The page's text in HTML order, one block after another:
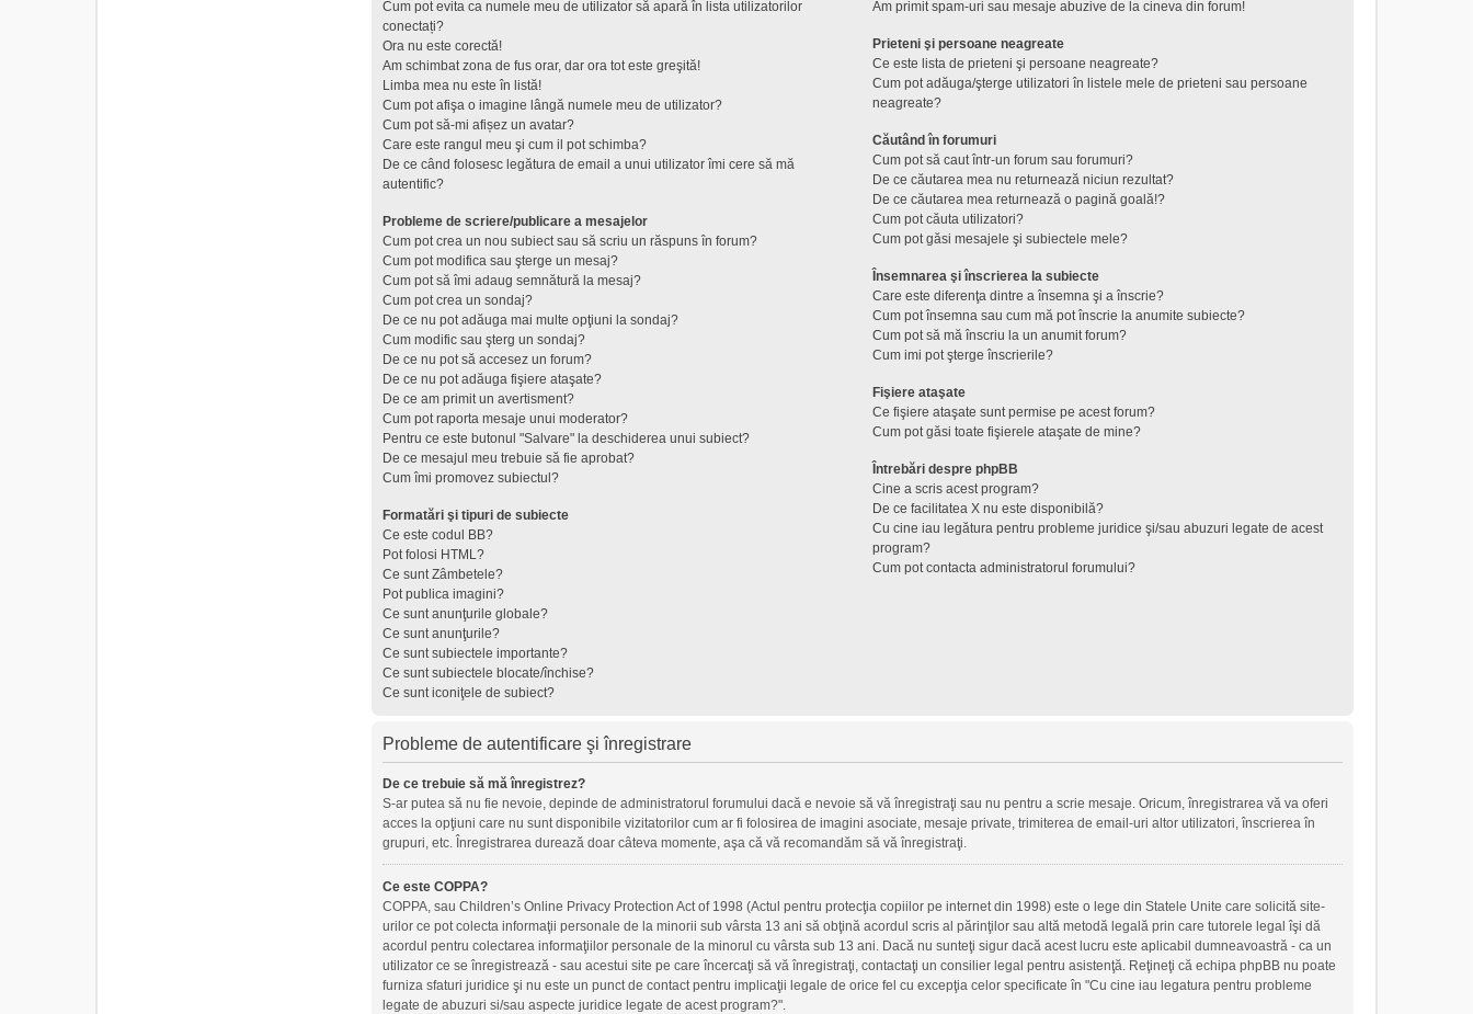
Cum pot evita ca numele meu de utilizator să apară în lista utilizatorilor
conectați?
Ora nu este corectă!
Am schimbat zona de fus orar, dar ora tot este greşită!
Limba mea nu este în listă!
Cum pot afişa o imagine lângă numele meu de utilizator?
Cum pot să-mi afișez un avatar?
Care este rangul meu şi cum il pot schimba?
De ce când folosesc legătura de email a unui utilizator îmi cere să mă
autentific?
Probleme de scriere/publicare a mesajelor
Cum pot crea un nou subiect sau să scriu un răspuns în forum?
Cum pot modifica sau şterge un mesaj?
Cum pot să îmi adaug semnătură la mesaj?
Cum pot crea un sondaj?
De ce nu pot adăuga mai multe opţiuni la sondaj?
Cum modific sau şterg un sondaj?
De ce nu pot să accesez un forum?
De ce nu pot adăuga fişiere ataşate?
De ce am primit un avertisment?
Cum pot raporta mesaje unui moderator?
Pentru ce este butonul "Salvare" la deschiderea unui subiect?
De ce mesajul meu trebuie să fie aprobat?
Cum îmi promovez subiectul?
Formatări şi tipuri de subiecte
Ce este codul BB?
Pot folosi HTML?
Ce sunt Zâmbetele?
Pot publica imagini?
Ce sunt anunţurile globale?
Ce sunt anunţurile?
Ce sunt subiectele importante?
Ce sunt subiectele blocate/închise?
Ce sunt iconiţele de subiect?
Am primit spam-uri sau mesaje abuzive de la cineva din forum!
Prieteni şi persoane neagreate
Ce este lista de prieteni şi persoane neagreate?
Cum pot adăuga/şterge utilizatori în listele mele de prieteni sau persoane
neagreate?
Căutând în forumuri
Cum pot să caut într-un forum sau forumuri?
De ce căutarea mea nu returnează niciun rezultat?
De ce căutarea mea returnează o pagină goală!?
Cum pot căuta utilizatori?
Cum pot găsi mesajele şi subiectele mele?
Însemnarea şi înscrierea la subiecte
Care este diferenţa dintre a însemna şi a înscrie?
Cum pot însemna sau cum mă pot înscrie la anumite subiecte?
Cum pot să mă înscriu la un anumit forum?
Cum imi pot şterge înscrierile?
Fişiere ataşate
Ce fişiere ataşate sunt permise pe acest forum?
Cum pot găsi toate fişierele ataşate de mine?
Întrebări despre phpBB
Cine a scris acest program?
De ce facilitatea X nu este disponibilă?
Cu cine iau legătura pentru probleme juridice şi/sau abuzuri legate de acest
program?
Cum pot contacta administratorul forumului?
Probleme de autentificare şi înregistrare
De ce trebuie să mă înregistrez?
S-ar putea să nu fie nevoie, depinde de administratorul forumului dacă e nevoie să vă înregistraţi sau nu pentru a scrie mesaje. Oricum, înregistrarea vă va oferi
acces la opţiuni care nu sunt disponibile vizitatorilor cum ar fi folosirea de imagini asociate, mesaje private, trimiterea de email-uri altor utilizatori, înscrierea în
grupuri, etc. Înregistrarea durează doar câteva momente, aşa că vă recomandăm să vă înregistraţi.
Ce este COPPA?
COPPA, sau Children’s Online Privacy Protection Act of 1998 (Actul pentru protecţia copiilor pe internet din 1998) este o lege din Statele Unite care solicită site-
urilor ce pot colecta informaţii personale de la minorii sub vârsta 13 ani să obţină acordul scris al părinţilor sau altă metodă legală prin care tutorele legal îşi dă
acordul pentru colectarea informaţiilor personale de la minorul cu vârsta sub 13 ani. Dacă nu sunteţi sigur dacă acest lucru este aplicabil dumneavoastră - ca un
utilizator ce se înregistrează - sau acestui site pe care încercaţi să vă înregistraţi, contactaţi un consilier legal pentru asistenţă. Reţineţi că echipa phpBB nu poate
furniza sfaturi juridice şi nu este un punct de contact pentru implicaţii legale de orice fel cu excepţia celor specificate în "Cu cine iau legatura pentru probleme
legate de abuzuri si/sau aspecte juridice legate de acest program?".